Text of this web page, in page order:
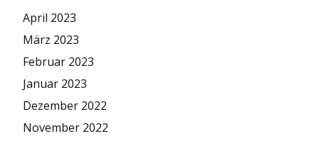
April 2023
März 2023
Februar 2023
Januar 2023
Dezember 2022
November 2022